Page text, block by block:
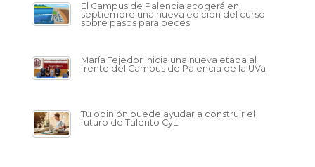
El Campus de Palencia acogerá en
septiembre una nueva edición del curso
sobre pasos para peces
María Tejedor inicia una nueva etapa al
frente del Campus de Palencia de la UVa
Tu opinión puede ayudar a construir el
futuro de Talento CyL